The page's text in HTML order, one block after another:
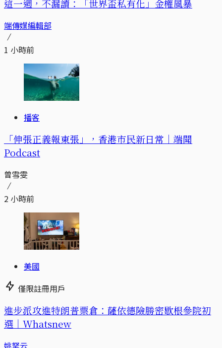
這一週，不漏讀：「世界盃私有化」金權風暴
端傳媒編輯部
1 小時前
播客
「伸張正義報東張」，香港市民新日常｜端聞
Podcast
曾雪雯
2 小時前
美國
僅限註冊用戶
進步派攻進特朗普票倉：薩依德險勝密歇根參院初
選｜Whatsnew
姚拏云